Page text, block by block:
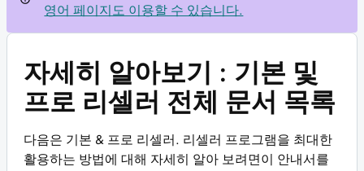
영어 페이지도 이용할 수 있습니다.
자세히 알아보기 : 기본 및
프로 리셀러 전체 문서 목록
다음은 기본 & 프로 리셀러. 리셀러 프로그램을 최대한
활용하는 방법에 대해 자세히 알아 보려면이 안내서를